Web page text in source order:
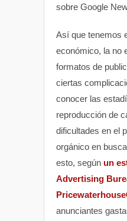
sobre Google
Así que tenemos
económico, la no
formatos de
ciertas
conocer las
reproducción de
dificultades en el
orgánico en
esto, según un
Advertising
anunciantes